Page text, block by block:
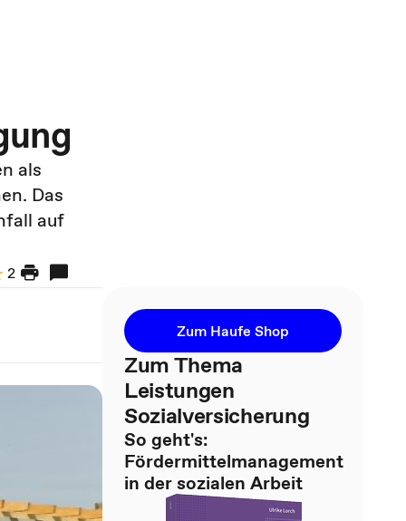
als
Das
auf
2
Zum Haufe Shop
Zum Thema
Leistungen
Sozialversicherung
So geht's:
Fördermittelmanagement
in der sozialen Arbeit